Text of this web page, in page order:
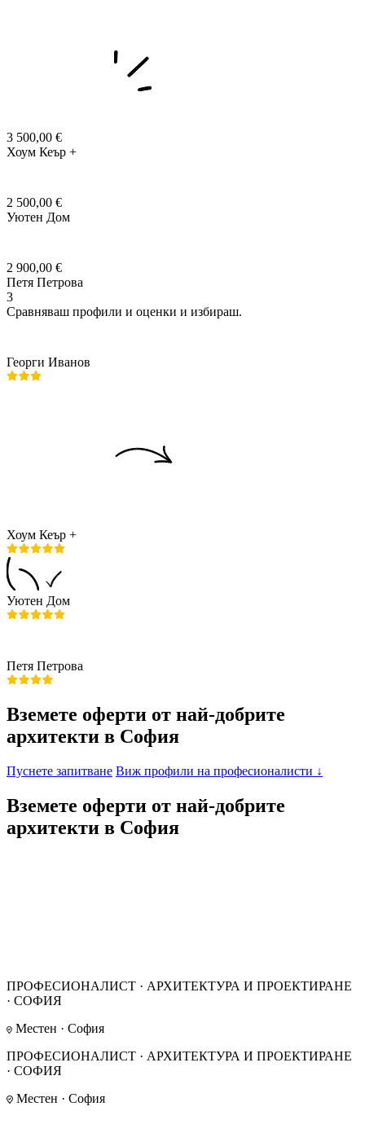
3 500,00 €
Хоум Кеър +
2 500,00 €
Уютен Дом
2 900,00 €
Петя Петрова
3
Сравняваш профили и оценки и избираш.
Георги Иванов
Хоум Кеър +
Уютен Дом
Петя Петрова
Вземете оферти от най-добрите
архитекти в София
Пуснете запитване Виж профили на професионалисти ↓
Вземете оферти от най-добрите
архитекти в София
ПРОФЕСИОНАЛИСТ · АРХИТЕКТУРА И ПРОЕКТИРАНЕ
· СОФИЯ
Местен · София
ПРОФЕСИОНАЛИСТ · АРХИТЕКТУРА И ПРОЕКТИРАНЕ
· СОФИЯ
Местен · София